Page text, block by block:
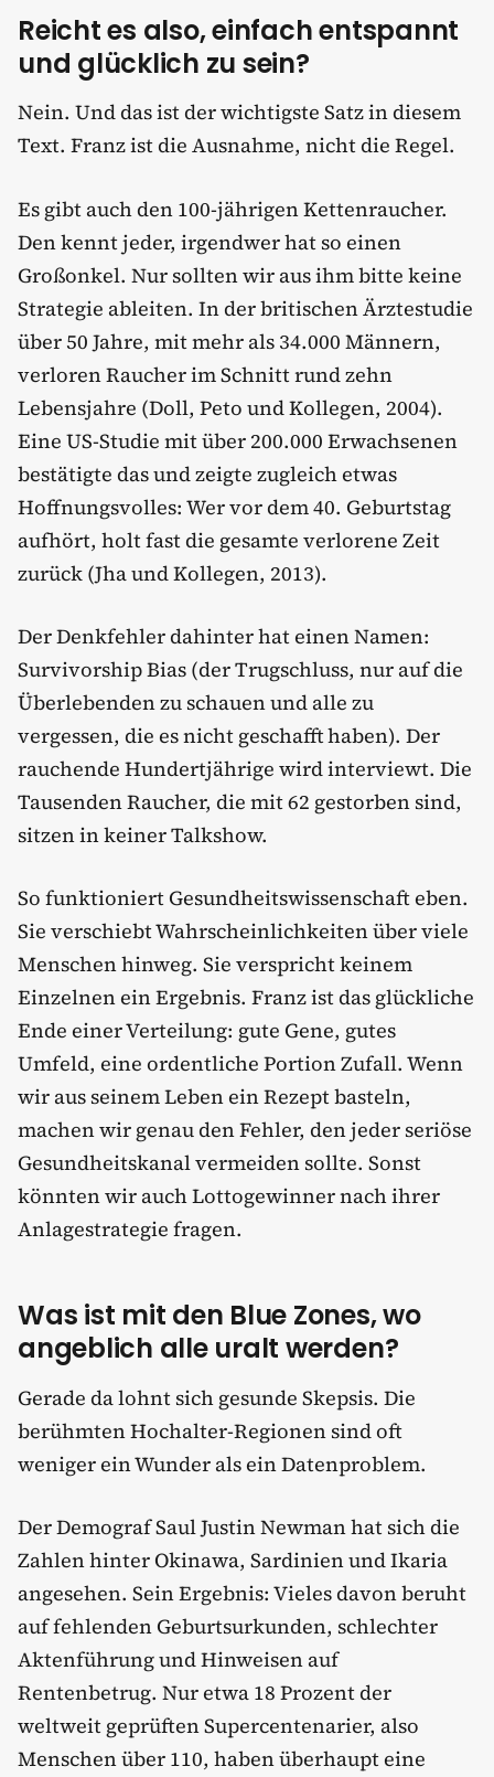
Reicht es also, einfach entspannt
und glücklich zu sein?
Nein. Und das ist der wichtigste Satz in diesem
Text. Franz ist die Ausnahme, nicht die Regel.
Es gibt auch den 100-jährigen Kettenraucher.
Den kennt jeder, irgendwer hat so einen
Großonkel. Nur sollten wir aus ihm bitte keine
Strategie ableiten. In der britischen Ärztestudie
über 50 Jahre, mit mehr als 34.000 Männern,
verloren Raucher im Schnitt rund zehn
Lebensjahre (Doll, Peto und Kollegen, 2004).
Eine US-Studie mit über 200.000 Erwachsenen
bestätigte das und zeigte zugleich etwas
Hoffnungsvolles: Wer vor dem 40. Geburtstag
aufhört, holt fast die gesamte verlorene Zeit
zurück (Jha und Kollegen, 2013).
Der Denkfehler dahinter hat einen Namen:
Survivorship Bias (der Trugschluss, nur auf die
Überlebenden zu schauen und alle zu
vergessen, die es nicht geschafft haben). Der
rauchende Hundertjährige wird interviewt. Die
Tausenden Raucher, die mit 62 gestorben sind,
sitzen in keiner Talkshow.
So funktioniert Gesundheitswissenschaft eben.
Sie verschiebt Wahrscheinlichkeiten über viele
Menschen hinweg. Sie verspricht keinem
Einzelnen ein Ergebnis. Franz ist das glückliche
Ende einer Verteilung: gute Gene, gutes
Umfeld, eine ordentliche Portion Zufall. Wenn
wir aus seinem Leben ein Rezept basteln,
machen wir genau den Fehler, den jeder seriöse
Gesundheitskanal vermeiden sollte. Sonst
könnten wir auch Lottogewinner nach ihrer
Anlagestrategie fragen.
Was ist mit den Blue Zones, wo
angeblich alle uralt werden?
Gerade da lohnt sich gesunde Skepsis. Die
berühmten Hochalter-Regionen sind oft
weniger ein Wunder als ein Datenproblem.
Der Demograf Saul Justin Newman hat sich die
Zahlen hinter Okinawa, Sardinien und Ikaria
angesehen. Sein Ergebnis: Vieles davon beruht
auf fehlenden Geburtsurkunden, schlechter
Aktenführung und Hinweisen auf
Rentenbetrug. Nur etwa 18 Prozent der
weltweit geprüften Supercentenarier, also
Menschen über 110, haben überhaupt eine